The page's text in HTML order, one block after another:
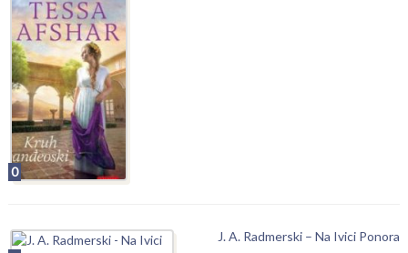
0
J. A. Radmerski – Na Ivici Ponora